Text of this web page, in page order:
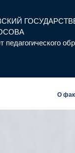
педагогического
О